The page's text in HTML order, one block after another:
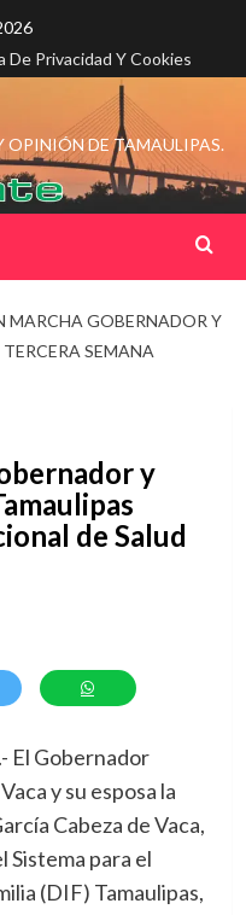
De Privacidad Y Cookies
OPINIÓN DE TAMAULIPAS.
MARCHA GOBERNADOR Y
SEMANA
y
de Salud
El Gobernador
y su esposa la
Cabeza de Vaca,
para el
(DIF) Tamaulipas,